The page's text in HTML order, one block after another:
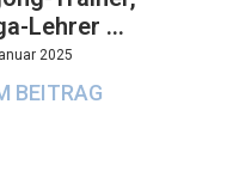
Lehrer …
2025
BEITRAG